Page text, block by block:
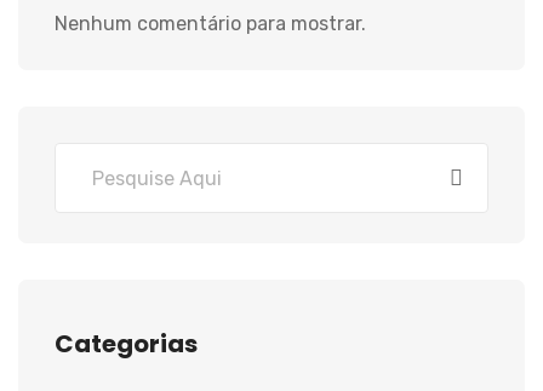
Nenhum comentário para mostrar.
Categorias